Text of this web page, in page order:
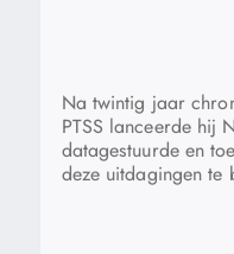
Na twintig jaar
PTSS lanceerde hij
datagestuurde en
deze uitdagingen te